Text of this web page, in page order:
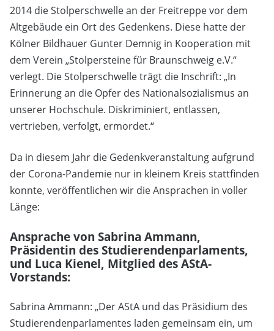
2014 die Stolperschwelle an der Freitreppe vor dem
Altgebäude ein Ort des Gedenkens. Diese hatte der
Kölner Bildhauer Gunter Demnig in Kooperation mit
dem Verein „Stolpersteine für Braunschweig e.V.“
verlegt. Die Stolperschwelle trägt die Inschrift: „In
Erinnerung an die Opfer des Nationalsozialismus an
unserer Hochschule. Diskriminiert, entlassen,
vertrieben, verfolgt, ermordet.“
Da in diesem Jahr die Gedenkveranstaltung aufgrund
der Corona-Pandemie nur in kleinem Kreis stattfinden
konnte, veröffentlichen wir die Ansprachen in voller
Länge:
Ansprache von Sabrina Ammann,
Präsidentin des Studierendenparlaments,
und Luca Kienel, Mitglied des AStA-
Vorstands:
Sabrina Ammann: „Der AStA und das Präsidium des
Studierendenparlamentes laden gemeinsam ein, um